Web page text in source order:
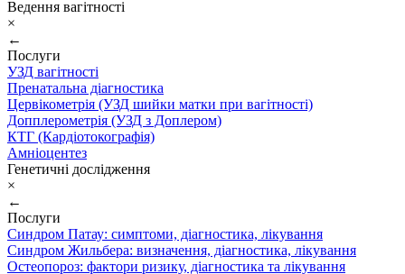
Ведення вагітності
×
←
Послуги
УЗД вагітності
Пренатальна діагностика
Цервікометрія (УЗД шийки матки при вагітності)
Допплерометрія (УЗД з Доплером)
КТГ (Кардіотокографія)
Амніоцентез
Генетичні дослідження
×
←
Послуги
Синдром Патау: симптоми, дiагностика, лiкування
Синдром Жильбера: визначення, діагностика, лікування
Остеопороз: фактори ризику, діагностика та лікування